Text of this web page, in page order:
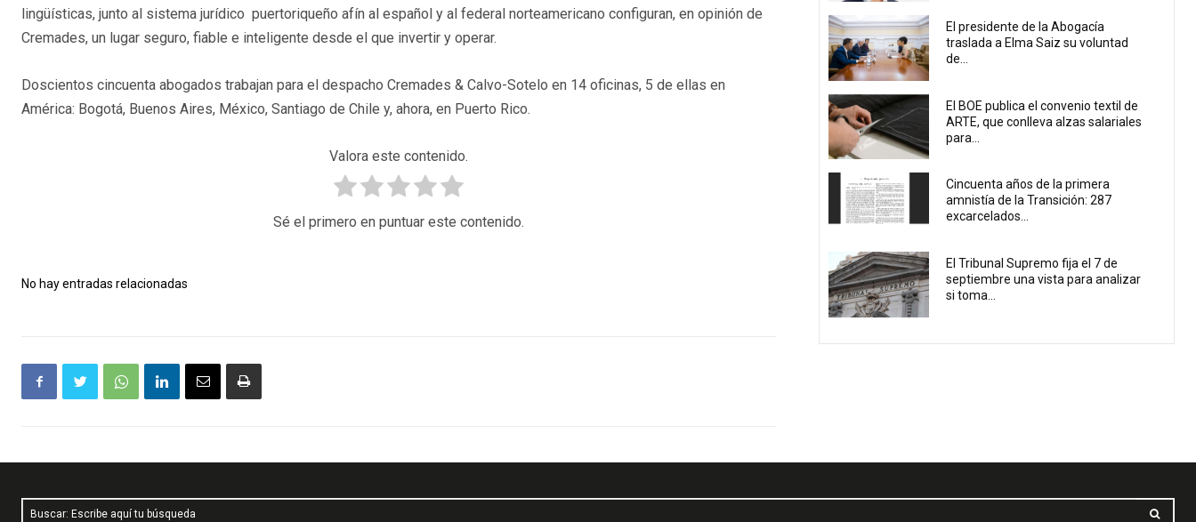
lingüísticas, junto al sistema jurídico puertoriqueño afín al español y al federal norteamericano configuran, en opinión de
Cremades, un lugar seguro, fiable e inteligente desde el que invertir y operar.
Doscientos cincuenta abogados trabajan para el despacho Cremades & Calvo-Sotelo en 14 oficinas, 5 de ellas en
América: Bogotá, Buenos Aires, México, Santiago de Chile y, ahora, en Puerto Rico.
Valora este contenido.
Sé el primero en puntuar este contenido.
No hay entradas relacionadas
El presidente de la Abogacía
traslada a Elma Saiz su voluntad
de...
El BOE publica el convenio textil de
ARTE, que conlleva alzas salariales
para...
Cincuenta años de la primera
amnistía de la Transición: 287
excarcelados...
El Tribunal Supremo fija el 7 de
septiembre una vista para analizar
si toma...
Buscar: Escribe aquí tu búsqueda